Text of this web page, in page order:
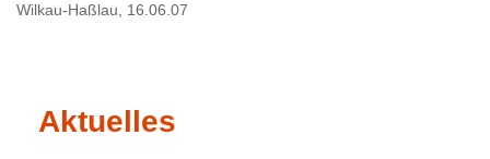
Wilkau-Haßlau, 16.06.07
Aktuelles